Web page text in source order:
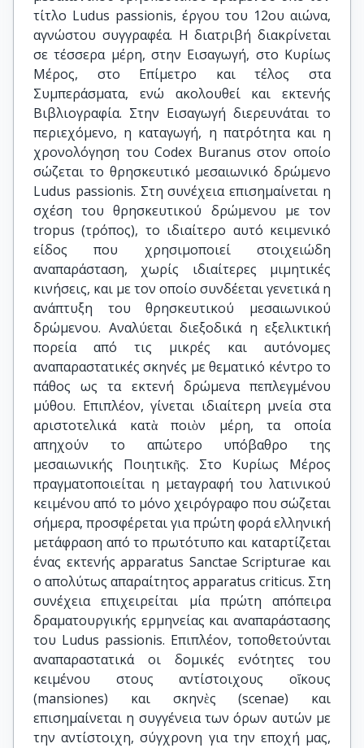
τίτλο Ludus passionis, έργου του 12ου αιώνα,
αγνώστου συγγραφέα. Η διατριβή διακρίνεται
σε τέσσερα μέρη, στην Εισαγωγή, στο Κυρίως
Μέρος, στο Επίμετρο και τέλος στα
Συμπεράσματα, ενώ ακολουθεί και εκτενής
Βιβλιογραφία. Στην Εισαγωγή διερευνάται το
περιεχόμενο, η καταγωγή, η πατρότητα και η
χρονολόγηση του Codex Buranus στον οποίο
σώζεται το θρησκευτικό μεσαιωνικό δρώμενο
Ludus passionis. Στη συνέχεια επισημαίνεται η
σχέση του θρησκευτικού δρώμενου με τον
tropus (τρόπος), το ιδιαίτερο αυτό κειμενικό
είδος που χρησιμοποιεί στοιχειώδη
αναπαράσταση, χωρίς ιδιαίτερες μιμητικές
κινήσεις, και με τον οποίο συνδέεται γενετικά η
ανάπτυξη του θρησκευτικού μεσαιωνικού
δρώμενου. Αναλύεται διεξοδικά η εξελικτική
πορεία από τις μικρές και αυτόνομες
αναπαραστατικές σκηνές με θεματικό κέντρο το
πάθος ως τα εκτενή δρώμενα πεπλεγμένου
μύθου. Επιπλέον, γίνεται ιδιαίτερη μνεία στα
αριστοτελικά κατὰ ποιὸν μέρη, τα οποία
απηχούν το απώτερο υπόβαθρο της
μεσαιωνικής Ποιητικῆς. Στο Κυρίως Μέρος
πραγματοποιείται η μεταγραφή του λατινικού
κειμένου από το μόνο χειρόγραφο που σώζεται
σήμερα, προσφέρεται για πρώτη φορά ελληνική
μετάφραση από το πρωτότυπο και καταρτίζεται
ένας εκτενής apparatus Sanctae Scripturae και
ο απολύτως απαραίτητος apparatus criticus. Στη
συνέχεια επιχειρείται μία πρώτη απόπειρα
δραματουργικής ερμηνείας και αναπαράστασης
του Ludus passionis. Επιπλέον, τοποθετούνται
αναπαραστατικά οι δομικές ενότητες του
κειμένου στους αντίστοιχους οἴκους
(mansiones) και σκηνὲς (scenae) και
επισημαίνεται η συγγένεια των όρων αυτών με
την αντίστοιχη, σύγχρονη για την εποχή μας,